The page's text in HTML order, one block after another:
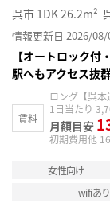
呉市 1DK26.2m²
情報更新日 2026/08/
【オートロック
駅へもアクセス抜
賃料
ロング【呉本
1日当たり
月額目安
初期費用他
女性向け
wifiあり